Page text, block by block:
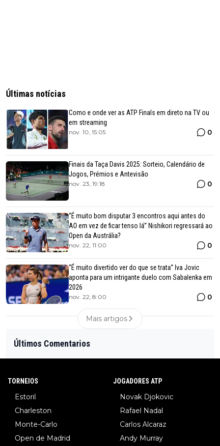
Últimas notícias
Como e onde ver as ATP Finals em direto na TV ou
em streaming
nov. 10, 15:05 0
Finais da Taça Davis 2025: Sorteio, Calendário de
Jogos, Prémios e Antevisão
nov. 23, 19:18 0
“É muito bom disputar 3 encontros aqui antes do
AO em vez de ficar tenso lá” Nishikori regressará ao
Open da Austrália?
nov. 22, 11:00 0
“É muito divertido ver do que se trata” Iva Jovic
aponta para um intrigante duelo com Sabalenka em
2026
nov. 22, 8:00 0
Mais artigos
Últimos Comentarios
TORNEIOS
Estoril
Charleston
Monte-Carlo
Open de Madrid
JOGADORES ATP
Novak Djokovic
Rafael Nadal
Carlos Alcaraz
Andy Murray